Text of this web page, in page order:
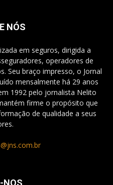
NÓS
em seguros, dirigida a
operadores de
Seu braço impresso, o Jornal
mensalmente há 29 anos
1992 pelo jornalista Nelito
firme o propósito que
de qualidade a seus
NOS